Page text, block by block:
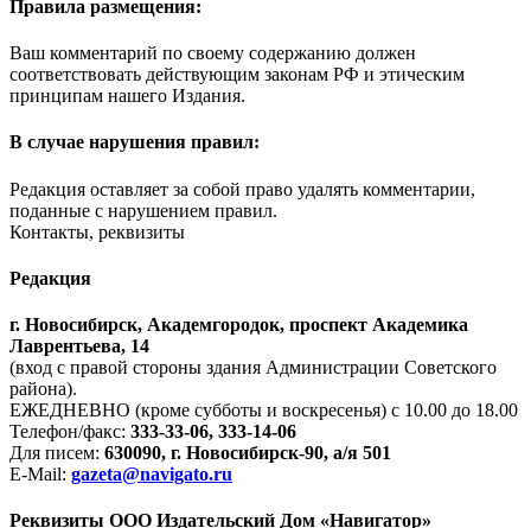
Правила размещения:
Ваш комментарий по своему содержанию должен
соответствовать действующим законам РФ и этическим
принципам нашего Издания.
В случае нарушения правил:
Редакция оставляет за собой право удалять комментарии,
поданные с нарушением правил.
Контакты, реквизиты
Редакция
г. Новосибирск, Академгородок, проспект Академика
Лаврентьева, 14
(вход с правой стороны здания Администрации Советского
района).
ЕЖЕДНЕВНО (кроме субботы и воскресенья) с 10.00 до 18.00
Телефон/факс: 333-33-06, 333-14-06
Для писем: 630090, г. Новосибирск-90, а/я 501
E-Mail: gazeta@navigato.ru
Реквизиты ООО Издательский Дом «Навигатор»